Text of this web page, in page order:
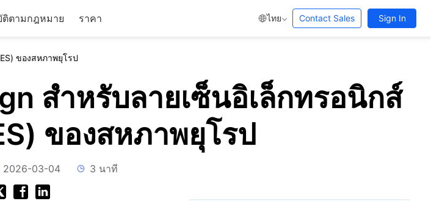
ติตามกฎหมาย ราคา ไทย Contact Sales Sign In
ของสหภาพยุโรป
สำหรับลายเซ็นอิเล็กทรอนิกส์
ของสหภาพยุโรป
2026-03-04 3 นาที